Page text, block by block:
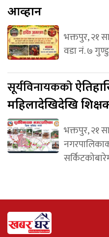
आव्हान
भक्तपुर, २१
वडा नं. ७
सूर्यविनायकको
महिलादेखिदेखि
भक्तपुर, २१